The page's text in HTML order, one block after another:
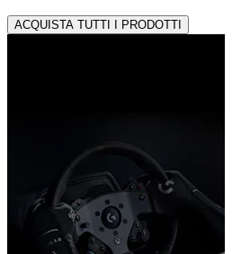
ACQUISTA TUTTI I PRODOTTI